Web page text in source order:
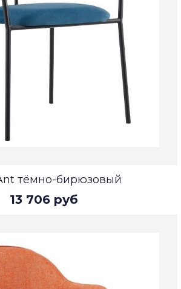
тёмно-бирюзовый
13 706 руб